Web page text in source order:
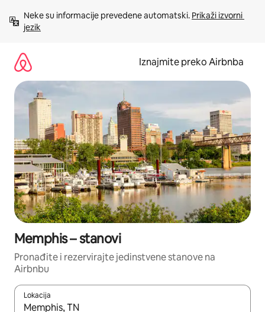
sadržaj
Neke su informacije prevedene automatski. Prikaži izvorni
jezik
Iznajmite preko Airbnba
Memphis – stanovi
Pronađite i rezervirajte jedinstvene stanove na
Airbnbu
Lokacija
Kada budu dostupni rezultati, moći ćete ih pregledati